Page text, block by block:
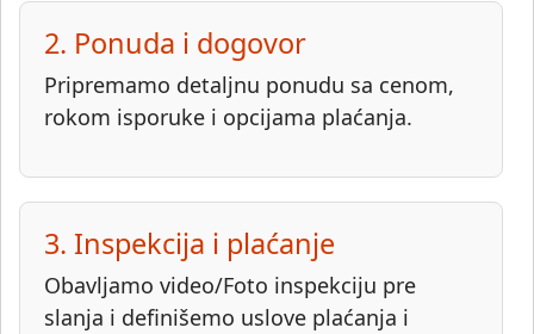
2. Ponuda i dogovor
Pripremamo detaljnu ponudu sa cenom,
rokom isporuke i opcijama plaćanja.
3. Inspekcija i plaćanje
Obavljamo video/Foto inspekciju pre
slanja i definišemo uslove plaćanja i